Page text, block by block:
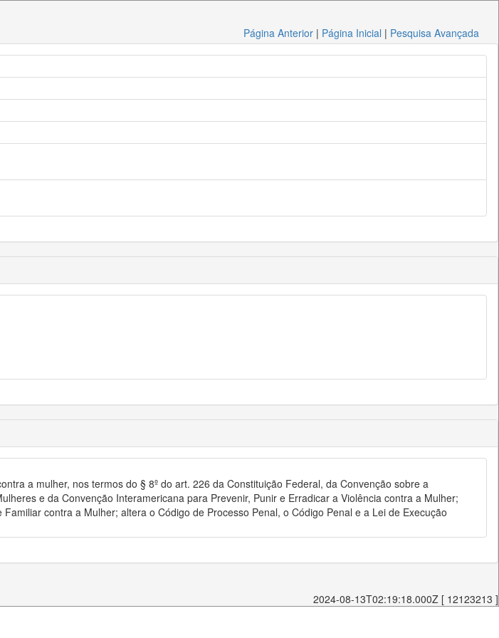
Página Anterior | Página Inicial | Pesquisa Avançada
a mulher, nos termos do § 8º do art. 226 da Constituição Federal, da Convenção sobre a
e da Convenção Interamericana para Prevenir, Punir e Erradicar a Violência contra a Mulher;
contra a Mulher; altera o Código de Processo Penal, o Código Penal e a Lei de Execução
2024-08-13T02:19:18.000Z [ 12123213 ]